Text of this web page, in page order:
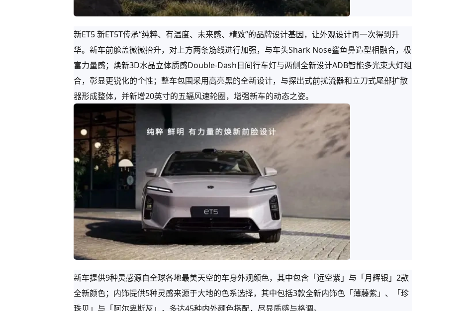
新ET5 新ET5T传承“纯粹、有温度、未来感、精致”的品牌设计基因，让外观设计再一次得到升
华。新车前舱盖微微抬升，对上方两条筋线进行加强，与车头Shark Nose鲨鱼鼻造型相融合，极
富力量感；焕新3D水晶立体质感Double-Dash日间行车灯与两侧全新设计ADB智能多光束大灯组
合，彰显更锐化的个性；整车包围采用高亮黑的全新设计，与探出式前扰流器和立刀式尾部扩散
器形成整体，并新增20英寸的五辐风速轮圈，增强新车的动态之姿。
新车提供9种灵感源自全球各地最美天空的车身外观颜色，其中包含「远空紫」与「月辉银」2款
全新颜色；内饰提供5种灵感来源于大地的色系选择，其中包括3款全新内饰色「薄藤紫」、「珍
珠贝」与「阿尔卑斯灰」，多达45种内外颜色搭配，尽显质感与格调。